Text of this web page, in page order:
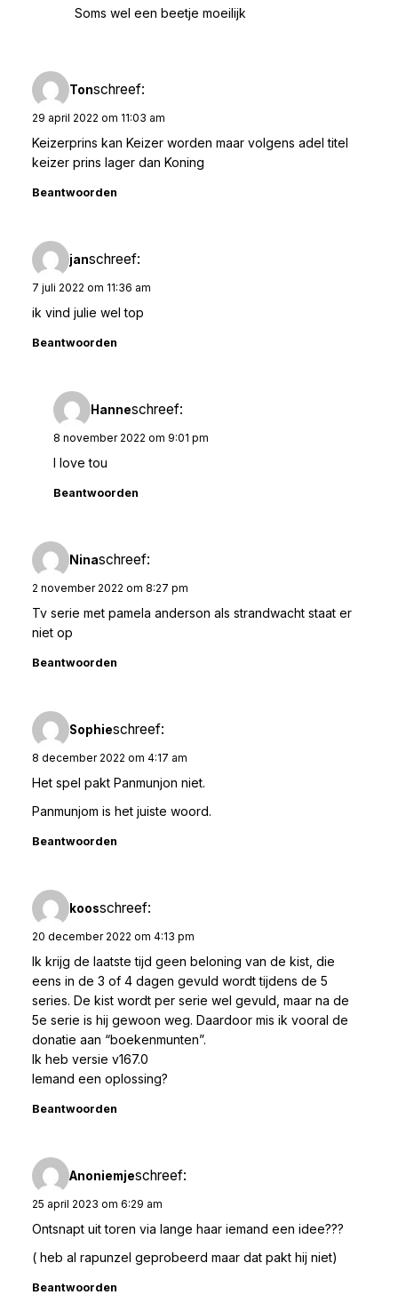
Soms wel een beetje moeilijk
Tonschreef:
29 april 2022 om 11:03 am
Keizerprins kan Keizer worden maar volgens adel titel
keizer prins lager dan Koning
Beantwoorden
janschreef:
7 juli 2022 om 11:36 am
ik vind julie wel top
Beantwoorden
Hanneschreef:
8 november 2022 om 9:01 pm
I love tou
Beantwoorden
Ninaschreef:
2 november 2022 om 8:27 pm
Tv serie met pamela anderson als strandwacht staat er
niet op
Beantwoorden
Sophieschreef:
8 december 2022 om 4:17 am
Het spel pakt Panmunjon niet.
Panmunjom is het juiste woord.
Beantwoorden
koosschreef:
20 december 2022 om 4:13 pm
Ik krijg de laatste tijd geen beloning van de kist, die
eens in de 3 of 4 dagen gevuld wordt tijdens de 5
series. De kist wordt per serie wel gevuld, maar na de
5e serie is hij gewoon weg. Daardoor mis ik vooral de
donatie aan “boekenmunten”.
Ik heb versie v167.0
Iemand een oplossing?
Beantwoorden
Anoniemjeschreef:
25 april 2023 om 6:29 am
Ontsnapt uit toren via lange haar iemand een idee???
( heb al rapunzel geprobeerd maar dat pakt hij niet)
Beantwoorden